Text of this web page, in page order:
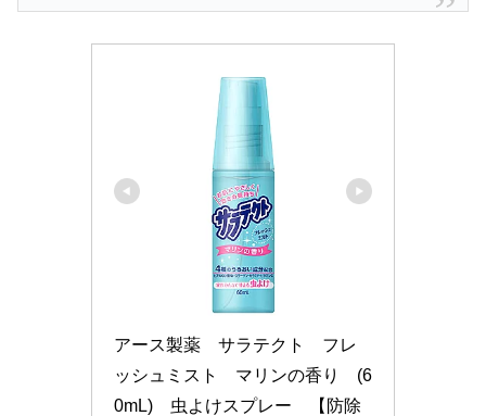
アース製薬　サラテクト　フレ
ッシュミスト　マリンの香り　(6
0mL)　虫よけスプレー　【防除